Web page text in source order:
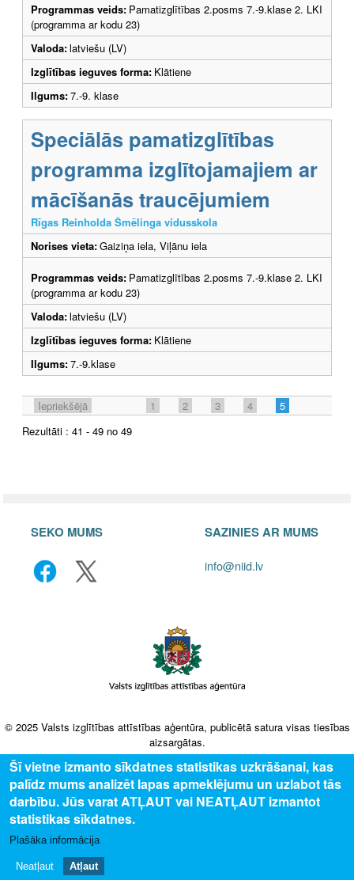
Programmas veids: Pamatizglītības 2.posms 7.-9.klase 2. LKI
(programma ar kodu 23)
Valoda:latviešu (LV)
Izglītības ieguves forma: Klātiene
Ilgums:7.-9. klase
Speciālās pamatizglītības
programma izglītojamajiem ar
mācīšanās traucējumiem
Rīgas Reinholda Šmēlinga vidusskola
Norises vieta:Gaiziņa iela, Viļānu iela
Programmas veids: Pamatizglītības 2.posms 7.-9.klase 2. LKI
(programma ar kodu 23)
Valoda:latviešu (LV)
Izglītības ieguves forma: Klātiene
Ilgums:7.-9.klase
Iepriekšējā 1 2 3 4
5
Rezultāti : 41 - 49 no 49
SEKO MUMS SAZINIES AR MUMS
info@niid.lv
© 2025 Valsts izglītības attīstības aģentūra, publicētā satura visas tiesības
aizsargātas.
Šī vietne izmanto sīkdatnes statistikas uzkrāšanai, kas
palīdz mums analizēt lapas apmeklējumu un uzlabot tās
darbību. Jūs varat ATĻAUT vai NEATĻAUT izmantot
statistikas sīkdatnes.
Plašāka informācija
Neatļaut Atļaut